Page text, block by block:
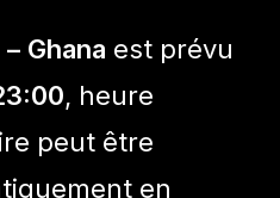
Ghana est prévu
, heure
peut être
en